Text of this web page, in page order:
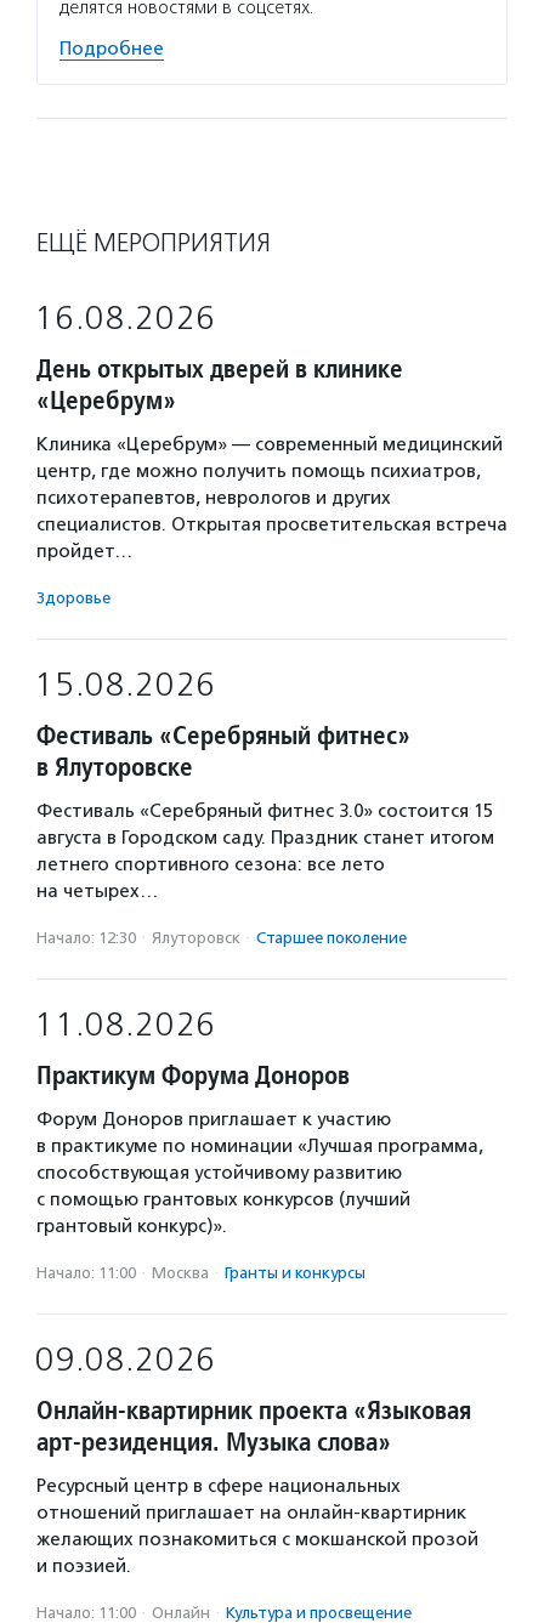
делятся новостями в соцсетях.
Подробнее
ЕЩЁ МЕРОПРИЯТИЯ
16.08.2026
День открытых дверей в клинике
«Церебрум»
Клиника «Церебрум» — современный медицинский
центр, где можно получить помощь психиатров,
психотерапевтов, неврологов и других
специалистов. Открытая просветительская встреча
пройдет…
Здоровье
15.08.2026
Фестиваль «Серебряный фитнес»
в Ялуторовске
Фестиваль «Серебряный фитнес 3.0» состоится 15
августа в Городском саду. Праздник станет итогом
летнего спортивного сезона: все лето
на четырех…
Начало: 12:30 · Ялуторовск · Старшее поколение
11.08.2026
Практикум Форума Доноров
Форум Доноров приглашает к участию
в практикуме по номинации «Лучшая программа,
способствующая устойчивому развитию
с помощью грантовых конкурсов (лучший
грантовый конкурс)».
Начало: 11:00 · Москва · Гранты и конкурсы
09.08.2026
Онлайн-квартирник проекта «Языковая
арт-резиденция. Музыка слова»
Ресурсный центр в сфере национальных
отношений приглашает на онлайн-квартирник
желающих познакомиться с мокшанской прозой
и поэзией.
Начало: 11:00 · Онлайн · Культура и просвещение